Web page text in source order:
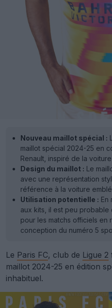
Nouveau maillot spécial :
maillot spécial 2024-25 en
Renault, inspiré de la voiture
Design du maillot : Le
avec une représentation
référence à la voiture
Utilisation potentielle : En
aux kits, il est peu probable
pour les matchs officiels en
conception du numéro 5
Le Paris FC, club de Ligue 2
maillot 2024-25 en édition
inhabituel.